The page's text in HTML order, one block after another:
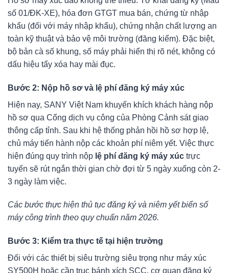
số 01/ĐK-XE), hóa đơn GTGT mua bán, chứng từ nhập
khẩu (đối với máy nhập khẩu), chứng nhận chất lượng an
toàn kỹ thuật và bảo vệ môi trường (đăng kiểm). Đặc biệt,
bộ bản cà số khung, số máy phải hiển thị rõ nét, không có
dấu hiệu tẩy xóa hay mài đục.
Bước 2: Nộp hồ sơ và lệ phí đăng ký máy xúc
Hiện nay, SANY Việt Nam khuyến khích khách hàng nộp
hồ sơ qua Cổng dịch vụ công của Phòng Cảnh sát giao
thông cấp tỉnh. Sau khi hệ thống phản hồi hồ sơ hợp lệ,
chủ máy tiến hành nộp các khoản phí niêm yết. Việc thực
hiện đúng quy trình nộp lệ phí đăng ký máy xúc trực
tuyến sẽ rút ngắn thời gian chờ đợi từ 5 ngày xuống còn 2-
3 ngày làm việc.
Các bước thực hiện thủ tục đăng ký và niêm yết biển số
máy công trình theo quy chuẩn năm 2026.
Bước 3: Kiểm tra thực tế tại hiện trường
Đối với các thiết bị siêu trường siêu trọng như máy xúc
SY500H hoặc cần trục bánh xích SCC, cơ quan đăng ký